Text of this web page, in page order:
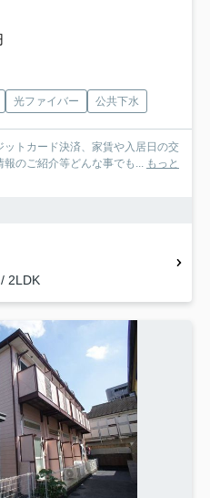
光ファイバー 公共下水
トカード決済、家賃や入居日の交
のご紹介等どんな事でも... もっと
2LDK